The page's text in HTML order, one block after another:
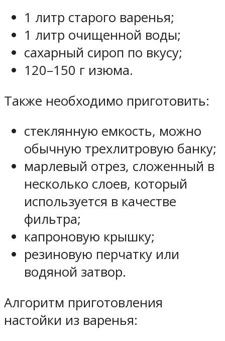
1 литр старого варенья;
1 литр очищенной воды;
сахарный сироп по вкусу;
120–150 г изюма.
Также необходимо приготовить:
стеклянную емкость, можно
обычную трехлитровую банку;
марлевый отрез, сложенный в
несколько слоев, который
используется в качестве
фильтра;
капроновую крышку;
резиновую перчатку или
водяной затвор.
Алгоритм приготовления
настойки из варенья: